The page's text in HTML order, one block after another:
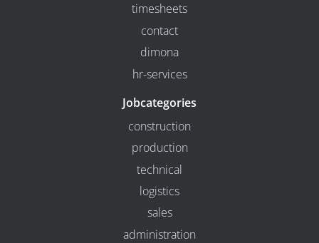
timesheets
contact
dimona
hr-services
Jobcategories
construction
production
technical
logistics
sales
administration